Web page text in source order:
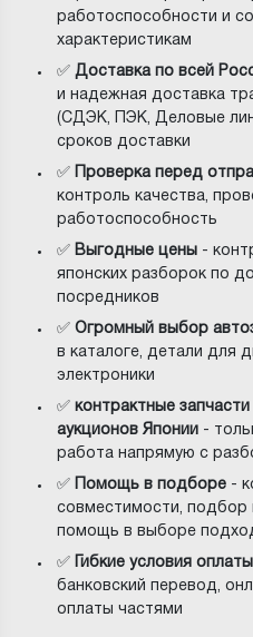
работоспособности и
характеристикам
✅Доставка по всей
и надежная доставка
(СДЭК, ПЭК, Деловые
сроков доставки
✅ Проверка перед
контроль качества,
работоспособность
✅ Выгодные цены -
японских разборок по
посредников
✅Огромный выбор
в каталоге, детали для
электроники
✅ контрактные
аукционов Японии -
работа напрямую с
✅ Помощь в подборе -
совместимости, подбор
помощь в выборе
✅ Гибкие условия оплаты
банковский перевод,
оплаты частями